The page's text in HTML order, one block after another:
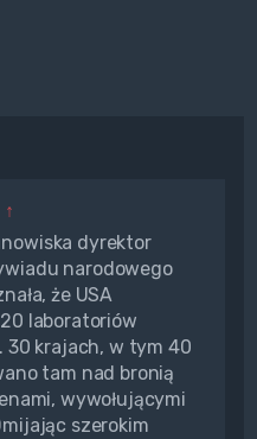
↑
dyrektor
narodowego
że USA
laboratoriów
30 krajach, w tym 40
tam nad bronią
wywołującymi
szerokim